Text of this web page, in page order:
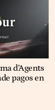
d’Agents
pagos en